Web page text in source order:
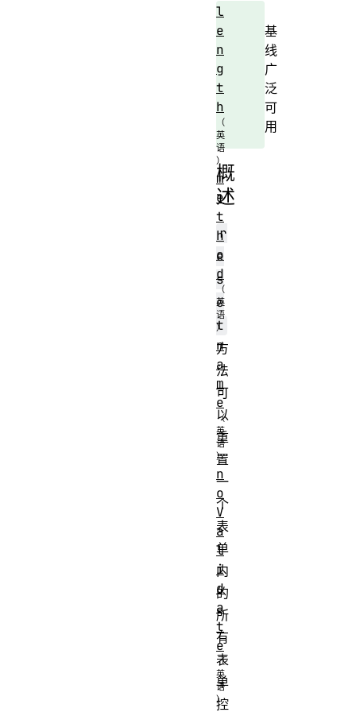
基
线
广
泛
可
用
概
述
r
e
s
e
t
方
法
可
以
重
置
一
个
表
单
内
的
所
有
表
单
控
l
e
n
g
t
h
m
e
t
h
o
d
n
a
m
e
n
o
V
a
l
i
d
a
t
e